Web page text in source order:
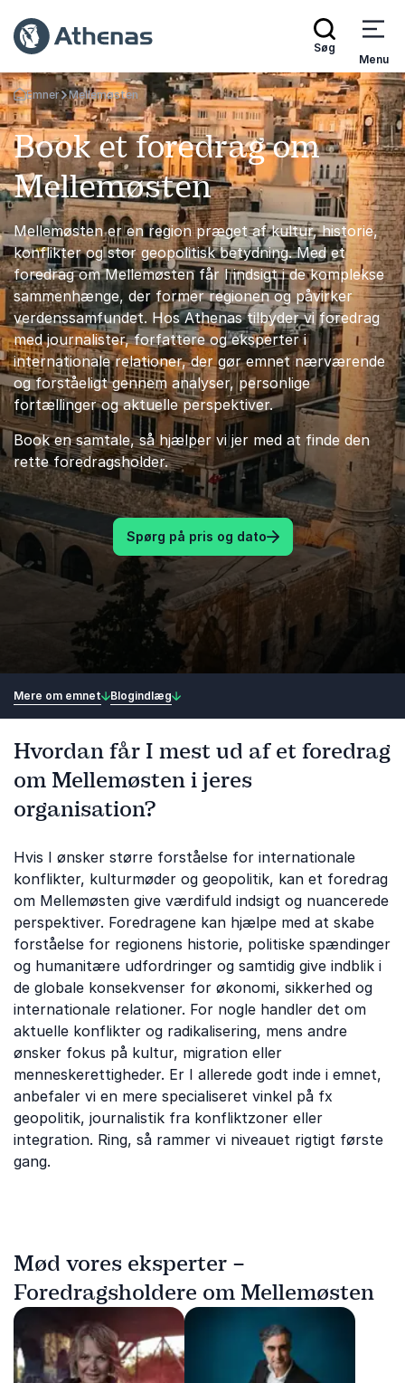
Søg
Menu
Tilbage til forsiden
Emner Mellemøsten
Book et foredrag om
Mellemøsten
Mellemøsten er en region præget af kultur, historie,
konflikter og stor geopolitisk betydning. Med et
foredrag om Mellemøsten får I indsigt i de komplekse
sammenhænge, der former regionen og påvirker
verdenssamfundet. Hos Athenas tilbyder vi foredrag
med journalister, forfattere og eksperter i
internationale relationer, der gør emnet nærværende
og forståeligt gennem analyser, personlige
fortællinger og aktuelle perspektiver.
Book en samtale, så hjælper vi jer med at finde den
rette foredragsholder.
Spørg på pris og dato
Mere om emnet Blogindlæg
Hvordan får I mest ud af et foredrag
om Mellemøsten i jeres
organisation?
Hvis I ønsker større forståelse for internationale
konflikter, kulturmøder og geopolitik, kan et foredrag
om Mellemøsten give værdifuld indsigt og nuancerede
perspektiver. Foredragene kan hjælpe med at skabe
forståelse for regionens historie, politiske spændinger
og humanitære udfordringer og samtidig give indblik i
de globale konsekvenser for økonomi, sikkerhed og
internationale relationer. For nogle handler det om
aktuelle konflikter og radikalisering, mens andre
ønsker fokus på kultur, migration eller
menneskerettigheder. Er I allerede godt inde i emnet,
anbefaler vi en mere specialiseret vinkel på fx
geopolitik, journalistik fra konfliktzoner eller
integration. Ring, så rammer vi niveauet rigtigt første
gang.
Mød vores eksperter –
Foredragsholdere om Mellemøsten